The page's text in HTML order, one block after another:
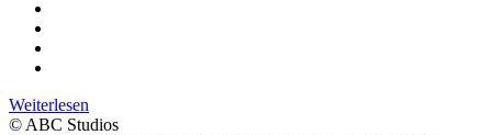
Weiterlesen
© ABC Studios